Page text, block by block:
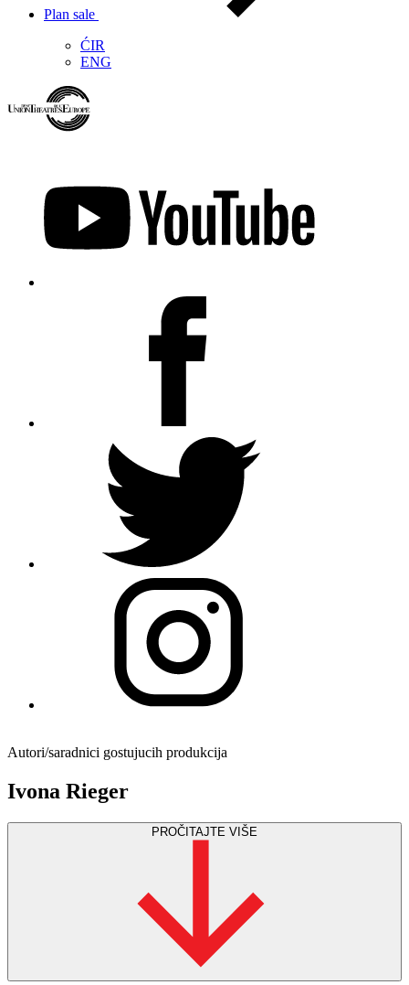
Plan sale
ĆIR
ENG
Autori/saradnici gostujucih produkcija
Ivona Rieger
PROČITAJTE VIŠE